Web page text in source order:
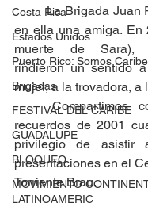
Costa Rica
Estados Unidos
Puerto Rico: Somos Caribe
Brigadas
FESTIVAL DEL CARIBE
GUADALUPE
BLOQUEO
MOVIMIENTO
LATINOAMERIC
	La Brigada Juan Rius Rivera tuvo
en ella una amiga. En
muerte de Sara),
rindieron un sentido
mujer, a la trovadora, a
	Compartimos con todos estos
recuerdos de 2001
privilegio de
presentaciones en el
Torriente Brau.